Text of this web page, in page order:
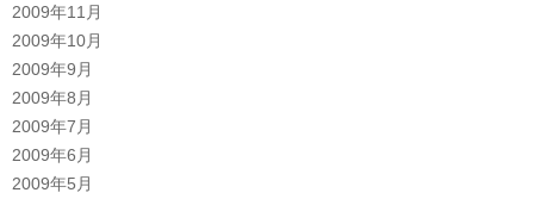
2009年11月
2009年10月
2009年9月
2009年8月
2009年7月
2009年6月
2009年5月